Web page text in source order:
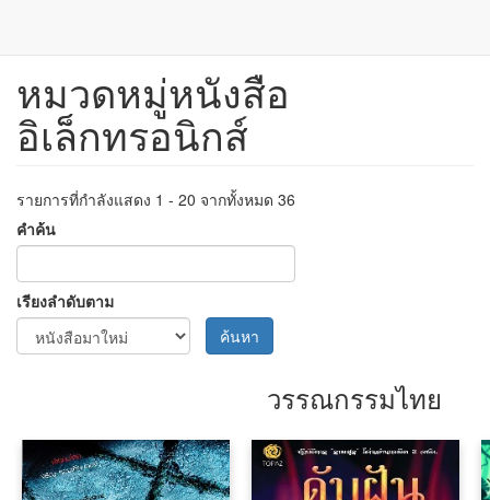
ข้าม
เนื้อหา
หมวดหมู่หนังสือ
อิเล็กทรอนิกส์
รายการที่กำลังแสดง 1 - 20 จากทั้งหมด 36
คำค้น
เรียงลำดับตาม
ค้นหา
วรรณกรรมไทย